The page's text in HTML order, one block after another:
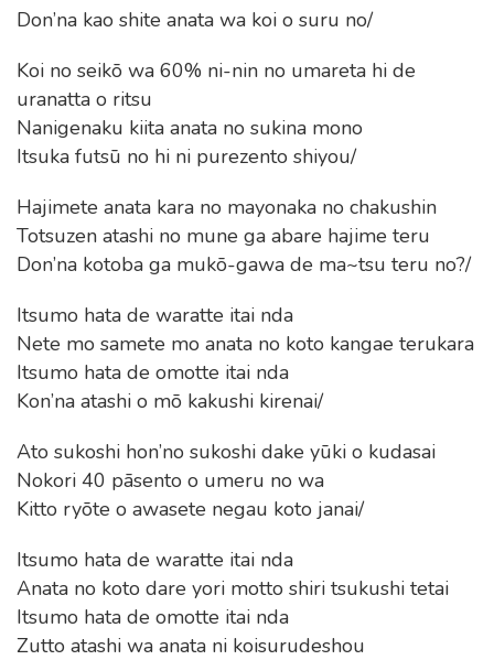
Don’na kao shite anata wa koi o suru no/
Koi no seikō wa 60% ni-nin no umareta hi de
uranatta o ritsu
Nanigenaku kiita anata no sukina mono
Itsuka futsū no hi ni purezento shiyou/
Hajimete anata kara no mayonaka no chakushin
Totsuzen atashi no mune ga abare hajime teru
Don’na kotoba ga mukō-gawa de ma~tsu teru no?/
Itsumo hata de waratte itai nda
Nete mo samete mo anata no koto kangae terukara
Itsumo hata de omotte itai nda
Kon’na atashi o mō kakushi kirenai/
Ato sukoshi hon’no sukoshi dake yūki o kudasai
Nokori 40 pāsento o umeru no wa
Kitto ryōte o awasete negau koto janai/
Itsumo hata de waratte itai nda
Anata no koto dare yori motto shiri tsukushi tetai
Itsumo hata de omotte itai nda
Zutto atashi wa anata ni koisurudeshou